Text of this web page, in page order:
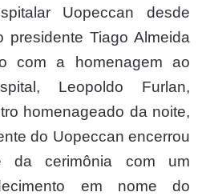
Uopeccan desde
presidente Tiago Almeida
com a homenagem ao
Leopoldo Furlan,
homenageado da noite,
do Uopeccan encerrou
da cerimônia com um
em nome do